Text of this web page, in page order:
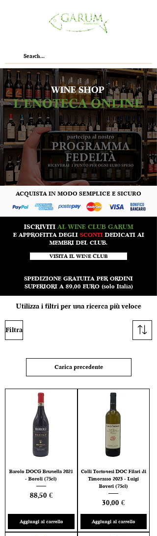
WINE SHOP
L'ENOTECA ONLINE
ACQUISTA IN MODO SEMPLICE E SICURO
ISCRIVITIAL WINE CLUB GARUM
E APPROFITTA DEGLI SCONTIDEDICATI AI
MEMBRI DEL CLUB.
VISITA IL WINE CLUB
SPEDIZIONE GRATUITA PER ORDINI
SUPERIORI A 89,00 EURO (solo Italia)
Utilizza i filtri per una ricerca più veloce
Filtra
Carica precedente
Barolo DOCG Brunella 2021
- Boroli (75cl)
Prezzo
88,50 €
Aggiungi al carrello
Colli Tortonesi DOC Filari di
Timorasso 2023 - Luigi
Boveri (75cl)
Prezzo
30,00 €
Aggiungi al carrello